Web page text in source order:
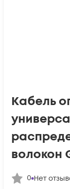
Кабель
волокон
0 Нет